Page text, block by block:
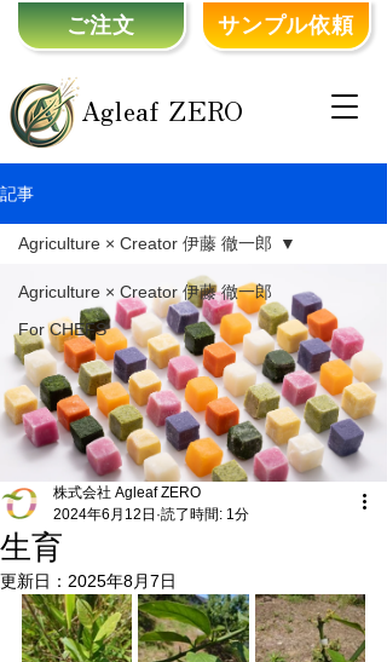
Agleaf ZERO
ご注文 サンプル依頼
記事
Agriculture × Creator 伊藤 徹一郎
For CHEFS
Agriculture × Creator 伊藤 徹一郎
生育
株式会社 Agleaf ZERO
2024年6月12日 読了時間: 1分
更新日： 2025年8月7日